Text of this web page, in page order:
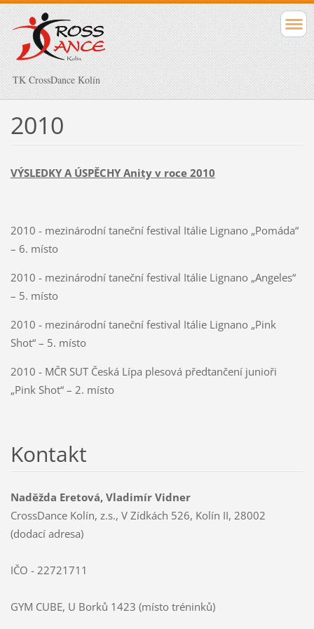
TK CrossDance Kolín
2010
VÝSLEDKY A ÚSPĚCHY Anity v roce 2010
2010 - mezinárodní taneční festival Itálie Lignano „Pomáda“
– 6. místo
2010 - mezinárodní taneční festival Itálie Lignano „Angeles“
– 5. místo
2010 - mezinárodní taneční festival Itálie Lignano „Pink
Shot“ – 5. místo
2010 - MČR SUT Česká Lípa plesová předtančení junioři
„Pink Shot“ – 2. místo
Kontakt
Naděžda Eretová, Vladimír Vidner
CrossDance Kolín, z.s., V Zídkách 526, Kolín II, 28002
(dodací adresa)
IČO - 22721711
GYM CUBE, U Borků 1423 (místo tréninků)